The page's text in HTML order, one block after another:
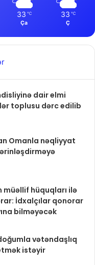
33 ℃
Ça
33 ℃
Ç
dair elmi
toplusu dərc edilib
Omanla nəqliyyat
müəllif hüquqları ilə
İdxalçılar qonorar
bilməyəcək
vətəndaşlıq
istəyir